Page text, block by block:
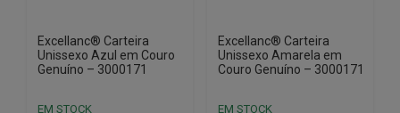
Excellanc® Carteira
Unissexo Azul em Couro
Genuíno – 3000171
EM STOCK
Excellanc® Carteira
Unissexo Amarela em
Couro Genuíno – 3000171
EM STOCK